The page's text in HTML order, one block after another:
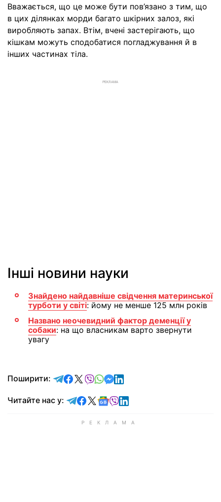
Вважається, що це може бути пов’язано з тим, що
в цих ділянках морди багато шкірних залоз, які
виробляють запах. Втім, вчені застерігають, що
кішкам можуть сподобатися погладжування й в
інших частинах тіла.
РЕКЛАМА
Інші новини науки
Знайдено найдавніше свідчення материнської
турботи у світі: йому не менше 125 млн років
Названо неочевидний фактор деменції у
собаки: на що власникам варто звернути
увагу
Поширити: відправити у Telegram
поділитись у Facebook
поділитись у X
відправити у Viber
відправити у Whatsapp
відправити у Messenger
відправити у LinkedIn
Читайте нас у: Читайте у Telegram
Читайте у Facebook
Читайте у X
Читайте у Google news
Читайте у Viber
Читайте у LinkedIn